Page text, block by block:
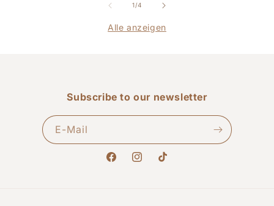
1/von
4
Alle anzeigen
Subscribe to our newsletter
E-Mail
FacebookInstagramTikTok